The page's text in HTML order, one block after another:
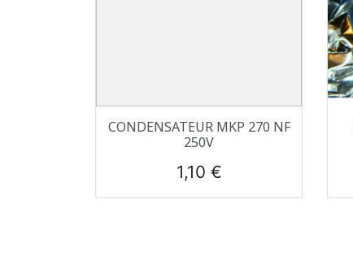
Aperçu rapide
CONDENSATEUR MKP 270 NF
250V
Prix
1,10 €